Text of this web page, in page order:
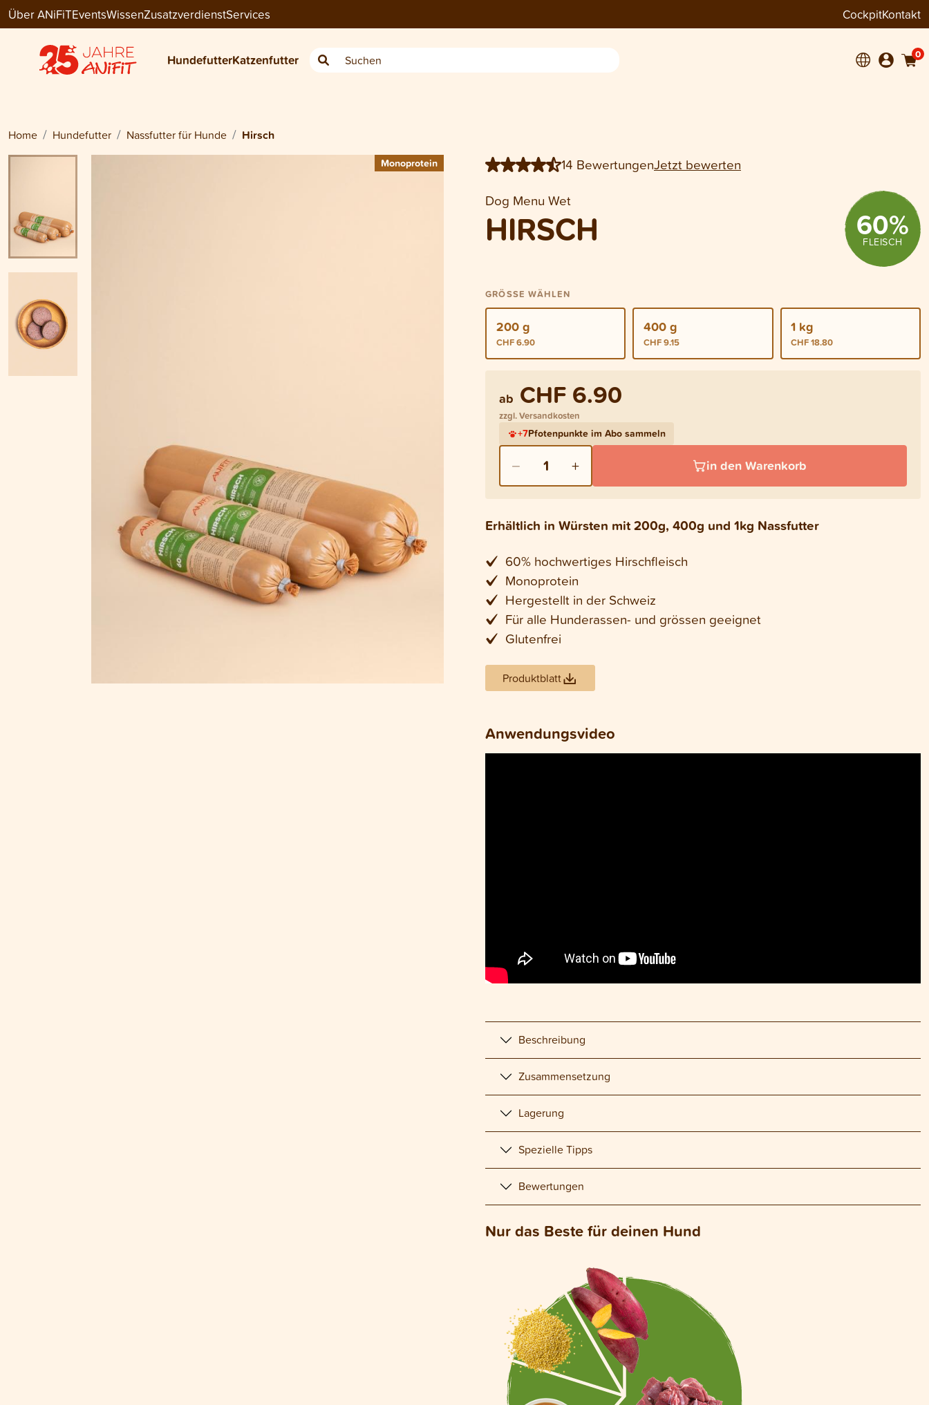
Über ANiFiTEventsWissenZusatzverdienstServices CockpitKontakt
HundefutterKatzenfutter 0
Dog Menu Wet
HIRSCH
abCHF 6.90
200 g 400 g 1 kg
Home Hundefutter Nassfutter für Hunde Hirsch
Monoprotein
Monoprotein 14 BewertungenJetzt bewerten
Dog Menu Wet
HIRSCH 60%
FLEISCH
GRÖSSE WÄHLEN
200 g
CHF 6.90
400 g
CHF 9.15
1 kg
CHF 18.80
ab CHF 6.90
zzgl. Versandkosten
+7Pfotenpunkte im Abo sammeln
− 1 + in den Warenkorb
Erhältlich in Würsten mit 200g, 400g und 1kg Nassfutter
60% hochwertiges Hirschfleisch
Monoprotein
Hergestellt in der Schweiz
Für alle Hunderassen- und grössen geeignet
Glutenfrei
Produktblatt
Anwendungsvideo
Beschreibung
Zusammensetzung
Lagerung
Spezielle Tipps
Bewertungen
Nur das Beste für deinen Hund